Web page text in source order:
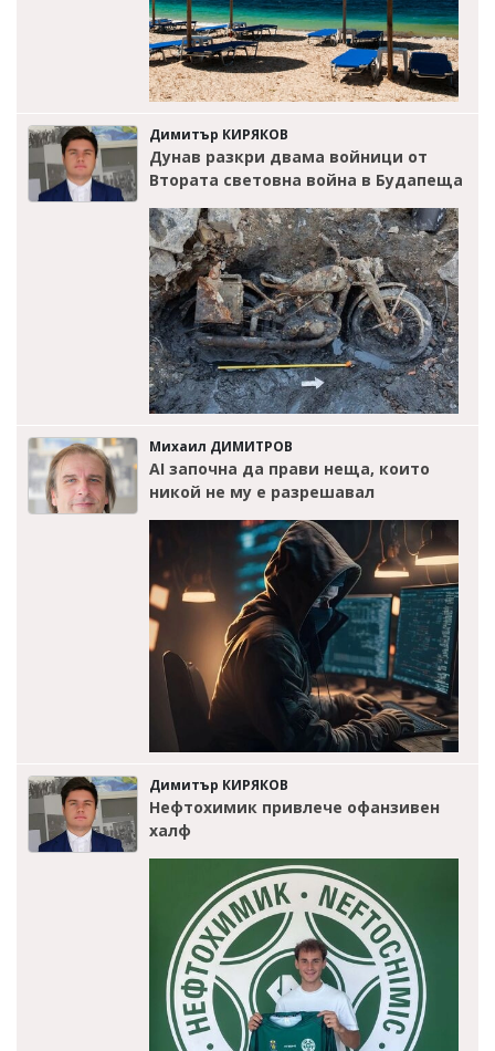
Димитър КИРЯКОВ
Дунав разкри двама войници от
Втората световна война в Будапеща
Михаил ДИМИТРОВ
AI започна да прави неща, които
никой не му е разрешавал
Димитър КИРЯКОВ
Нефтохимик привлече офанзивен
халф